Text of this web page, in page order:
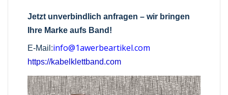
Jetzt unverbindlich anfragen – wir bringen
Ihre Marke aufs Band!
E-Mail:info@1awerbeartikel.com
https://kabelklettband.com